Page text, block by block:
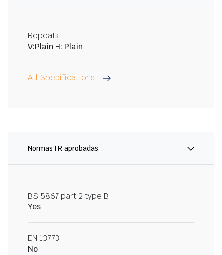
Repeats
V:Plain H: Plain
All Specifications
Normas FR aprobadas
BS 5867 part 2 type B
Yes
EN 13773
No